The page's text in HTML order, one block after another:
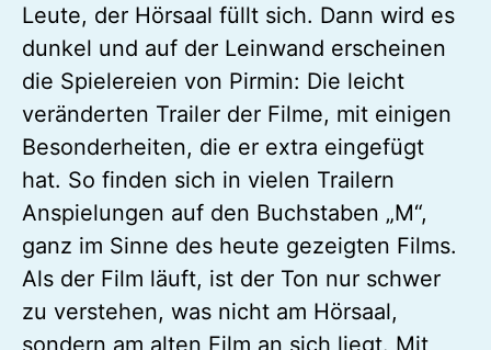
Leute, der Hörsaal füllt sich. Dann wird es
dunkel und auf der Leinwand erscheinen
die Spielereien von Pirmin: Die leicht
veränderten Trailer der Filme, mit einigen
Besonderheiten, die er extra eingefügt
hat. So finden sich in vielen Trailern
Anspielungen auf den Buchstaben „M“,
ganz im Sinne des heute gezeigten Films.
Als der Film läuft, ist der Ton nur schwer
zu verstehen, was nicht am Hörsaal,
sondern am alten Film an sich liegt. Mit